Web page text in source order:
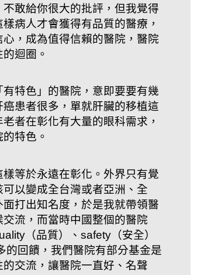
敢給你很大的批評，但我覺得
病人才會獲得有品質的醫療，
，成為值得信賴的醫院，醫院
迴圈。
特色」的醫院，意即要要有幾
患者很多，單就肝臟的移植這
者在彰化有大量的眼科需求，
特色。
等於永遠在彰化。外界只有覺
以變成全台灣或者亞洲、全
打出知名度，於是我就帶領醫
流，而當時中國整個的醫院
（品質）、safety（安全）
回饋，我們醫院有部分基金是
交流，讓醫院一直好、名聲